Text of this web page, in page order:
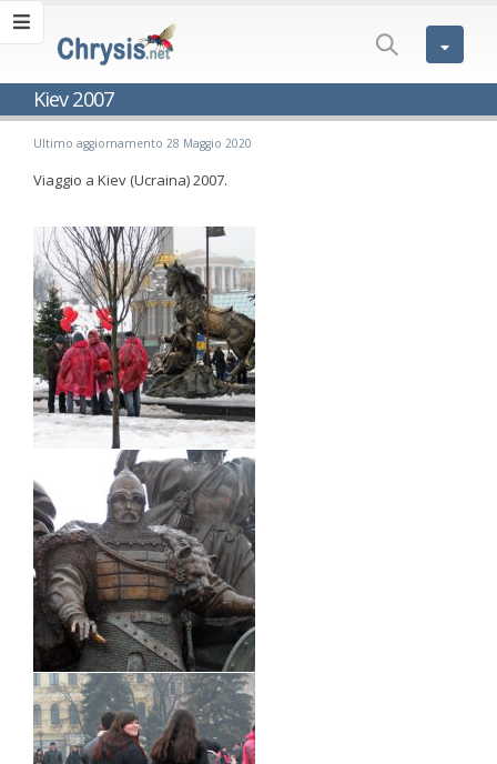
Kiev 2007
Ultimo aggiornamento 28 Maggio 2020
Viaggio a Kiev (Ucraina) 2007.